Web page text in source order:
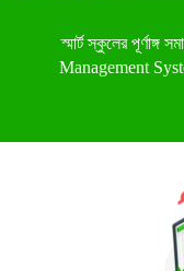
স্মার্ট স্কুলের
Management